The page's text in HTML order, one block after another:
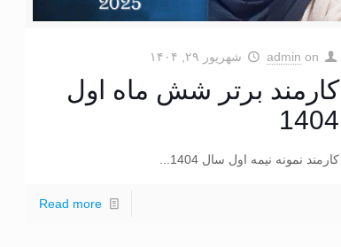
admin on شهریور ۲۹, ۱۴۰۴
کارمند برتر شش ماه اول
1404
کارمند نمونه نیمه اول سال 1404...
Read more